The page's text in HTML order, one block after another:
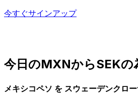
今すぐサインアップ
今日のMXNからSEKの
メキシコペソ を スウェーデンクロ